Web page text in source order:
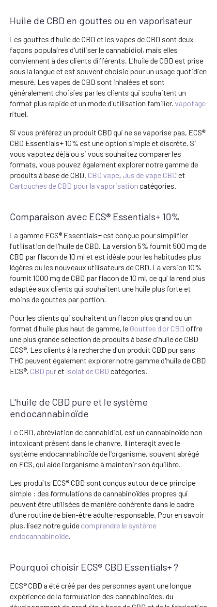
Huile de CBD en gouttes ou en vaporisateur
Les gouttes d'huile de CBD et les vapes de CBD sont deux
façons populaires d'utiliser le cannabidiol, mais elles
conviennent à des clients différents. L'huile de CBD est prise
sous la langue et est souvent choisie pour un usage quotidien
mesuré. Les vapes de CBD sont inhalées et sont
généralement choisies par les clients qui souhaitent un
format plus rapide et un mode d'utilisation familier. vapotage
rituel.
Si vous préférez un produit CBD qui ne se vaporise pas, ECS®
CBD Essentials+ 10% est une option simple et discrète. Si
vous vapotez déjà ou si vous souhaitez comparer les
formats, vous pouvez également explorer notre gamme de
produits à base de CBD. CBD vape, Jus de vape CBD et
Cartouches de CBD pour la vaporisation catégories.
Comparaison avec ECS® Essentials+ 10%
La gamme ECS® Essentials+ est conçue pour simplifier
l'utilisation de l'huile de CBD. La version 5% fournit 500 mg de
CBD par flacon de 10 ml et est idéale pour les habitudes plus
légères ou les nouveaux utilisateurs de CBD. La version 10%
fournit 1000 mg de CBD par flacon de 10 ml, ce qui la rend plus
adaptée aux clients qui souhaitent une huile plus forte et
moins de gouttes par portion.
Pour les clients qui souhaitent un flacon plus grand ou un
format d'huile plus haut de gamme, le Gouttes d'or CBD offre
une plus grande sélection de produits à base d'huile de CBD
ECS®. Les clients à la recherche d'un produit CBD pur sans
THC peuvent également explorer notre gamme d'huile de CBD
ECS®. CBD puret Isolat de CBD catégories.
L'huile de CBD pure et le système
endocannabinoïde
Le CBD, abréviation de cannabidiol, est un cannabinoïde non
intoxicant présent dans le chanvre. Il interagit avec le
système endocannabinoïde de l'organisme, souvent abrégé
en ECS, qui aide l'organisme à maintenir son équilibre.
Les produits ECS® CBD sont conçus autour de ce principe
simple : des formulations de cannabinoïdes propres qui
peuvent être utilisées de manière cohérente dans le cadre
d'une routine de bien-être adulte responsable. Pour en savoir
plus, lisez notre guide comprendre le système
endocannabinoïde.
Pourquoi choisir ECS® CBD Essentials+ ?
ECS® CBD a été créé par des personnes ayant une longue
expérience de la formulation des cannabinoïdes, du